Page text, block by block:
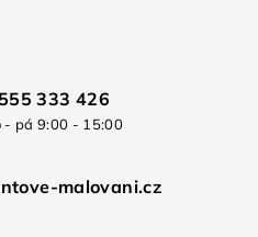
333 426
- pá 9:00 - 15:00
malovani.cz